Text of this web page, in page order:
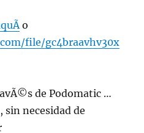
hrs
102.5fm
Chile
o
file/gc4braavhv30x
de Podomatic …
sin necesidad de